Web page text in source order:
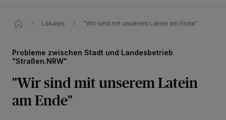
Lokales "Wir sind mit unserem Latein am Ende"
Probleme zwischen Stadt und Landesbetrieb
"Straßen.NRW"
"Wir sind mit unserem Latein
am Ende"